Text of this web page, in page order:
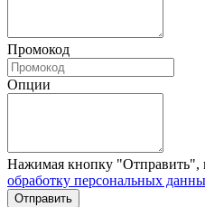
Промокод
Опции
Нажимая кнопку "Отправить",
обработку персональных